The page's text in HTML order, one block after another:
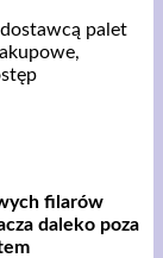
palet
filarów
daleko poza